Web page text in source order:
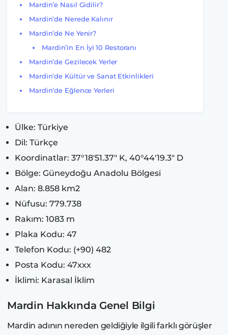
Mardin’e Nasıl Gidilir?
Mardin’de Nerede Kalınır
Mardin’de Ne Yenir?
Mardin’in En İyi 10 Restoranı
Mardin’de Gezilecek Yerler
Mardin’de Kültür ve Sanat Etkinlikleri
Mardin’de Eğlence Yerleri
Ülke: Türkiye
Dil: Türkçe
Koordinatlar: 37°18′51.37″ K, 40°44′19.3″ D
Bölge: Güneydoğu Anadolu Bölgesi
Alan: 8.858 km2
Nüfusu: 779.738
Rakım: 1083 m
Plaka Kodu: 47
Telefon Kodu: (+90) 482
Posta Kodu: 47xxx
İklimi: Karasal İklim
Mardin Hakkında Genel Bilgi
Mardin adının nereden geldiğiyle ilgili farklı görüşler